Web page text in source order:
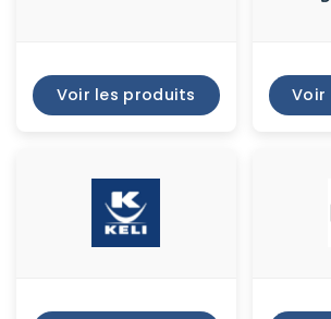
Voir les produits Voir